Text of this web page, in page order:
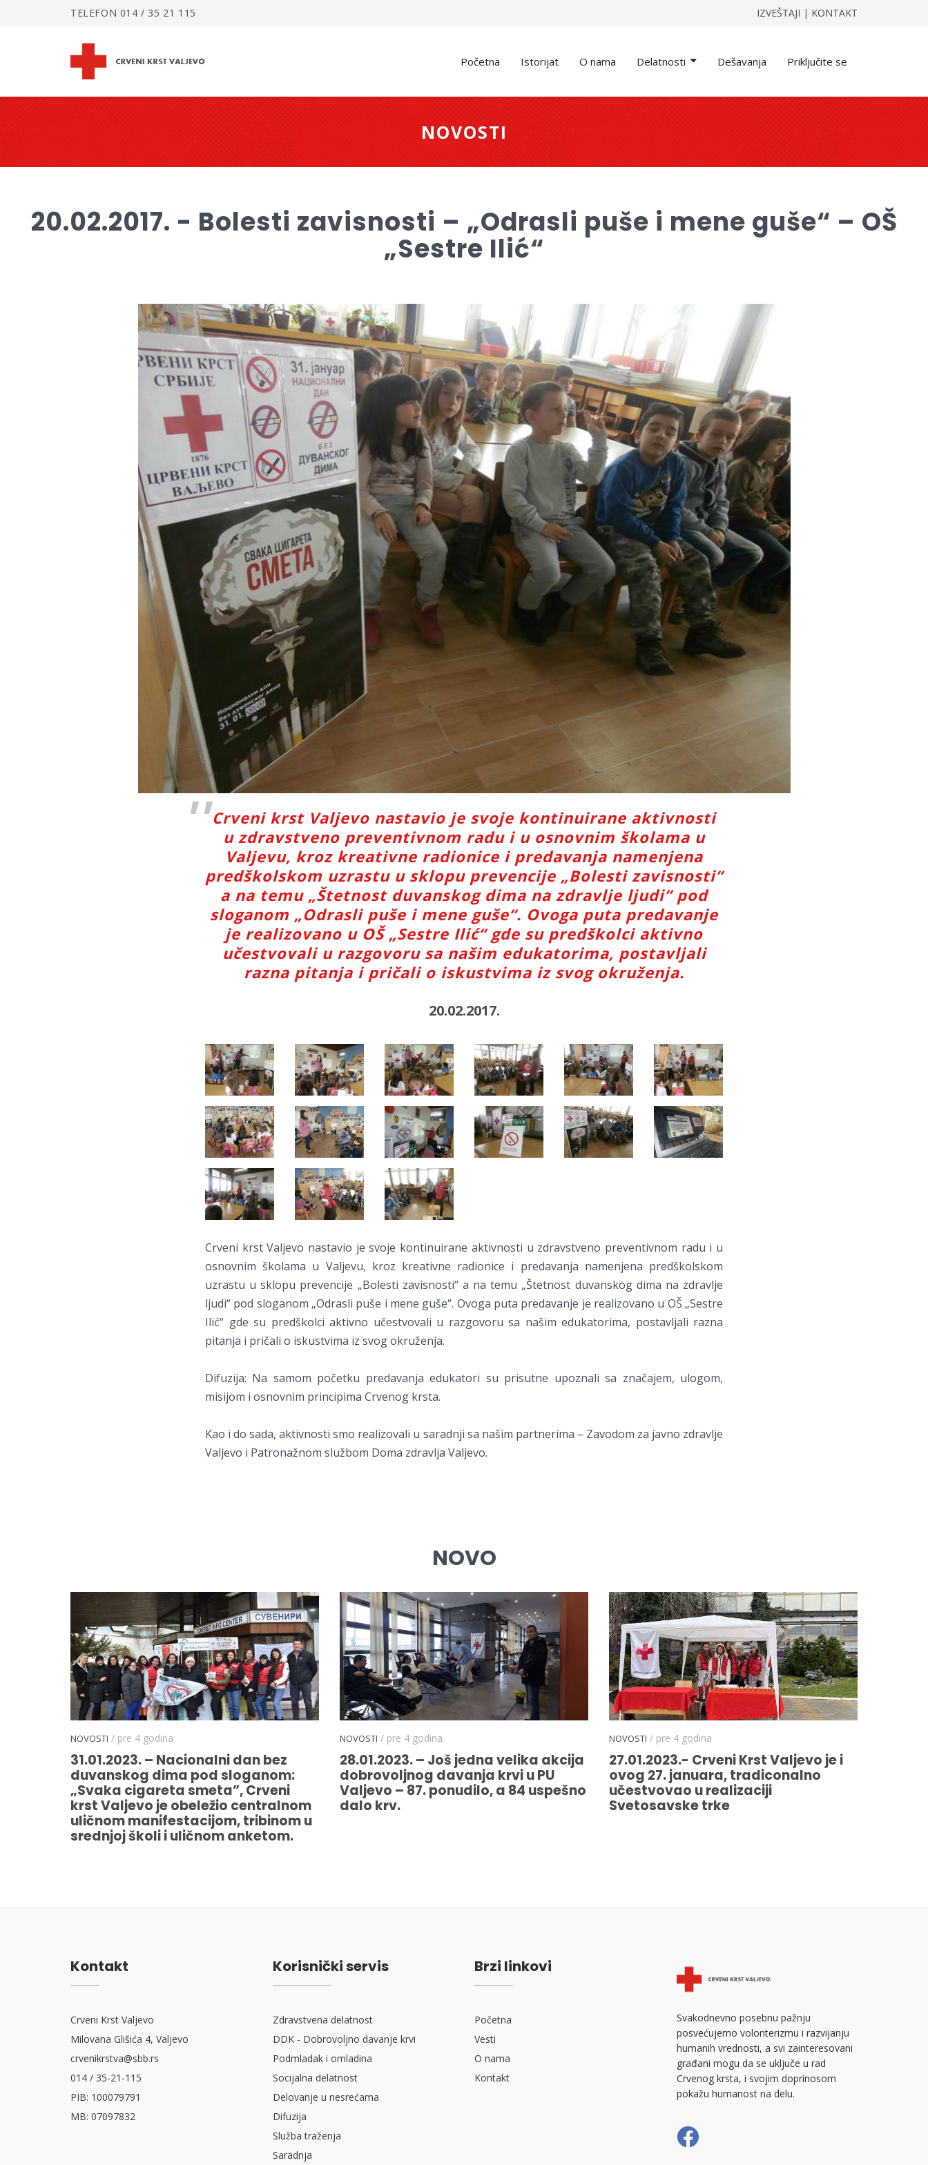
TELEFON 014 / 35 21 115 IZVEŠTAJI | KONTAKT
Početna Istorijat O nama Delatnosti Dešavanja Priključite se
NOVOSTI
20.02.2017. - Bolesti zavisnosti – „Odrasli puše i mene guše“ – OŠ
„Sestre Ilić“
Crveni krst Valjevo nastavio je svoje kontinuirane aktivnosti
u zdravstveno preventivnom radu i u osnovnim školama u
Valjevu, kroz kreativne radionice i predavanja namenjena
predškolskom uzrastu u sklopu prevencije „Bolesti zavisnosti“
a na temu „Štetnost duvanskog dima na zdravlje ljudi“ pod
sloganom „Odrasli puše i mene guše“. Ovoga puta predavanje
je realizovano u OŠ „Sestre Ilić“ gde su predškolci aktivno
učestvovali u razgovoru sa našim edukatorima, postavljali
razna pitanja i pričali o iskustvima iz svog okruženja.
20.02.2017.
Crveni krst Valjevo nastavio je svoje kontinuirane aktivnosti u zdravstveno preventivnom radu i u
osnovnim školama u Valjevu, kroz kreativne radionice i predavanja namenjena predškolskom
uzrastu u sklopu prevencije „Bolesti zavisnosti“ a na temu „Štetnost duvanskog dima na zdravlje
ljudi“ pod sloganom „Odrasli puše i mene guše“. Ovoga puta predavanje je realizovano u OŠ „Sestre
Ilić“ gde su predškolci aktivno učestvovali u razgovoru sa našim edukatorima, postavljali razna
pitanja i pričali o iskustvima iz svog okruženja.
Difuzija: Na samom početku predavanja edukatori su prisutne upoznali sa značajem, ulogom,
misijom i osnovnim principima Crvenog krsta.
Kao i do sada, aktivnosti smo realizovali u saradnji sa našim partnerima – Zavodom za javno zdravlje
Valjevo i Patronažnom službom Doma zdravlja Valjevo.
NOVO
NOVOSTI / pre 4 godina
31.01.2023. – Nacionalni dan bez
duvanskog dima pod sloganom:
„Svaka cigareta smeta”, Crveni
krst Valjevo je obeležio centralnom
uličnom manifestacijom, tribinom u
srednjoj školi i uličnom anketom.
NOVOSTI / pre 4 godina
28.01.2023. – Još jedna velika akcija
dobrovoljnog davanja krvi u PU
Valjevo – 87. ponudilo, a 84 uspešno
dalo krv.
NOVOSTI / pre 4 godina
27.01.2023.- Crveni Krst Valjevo je i
ovog 27. januara, tradiconalno
učestvovao u realizaciji
Svetosavske trke
Kontakt
Crveni Krst Valjevo
Milovana Glišića 4, Valjevo
crvenikrstva@sbb.rs
014 / 35-21-115
PIB: 100079791
MB: 07097832
Korisnički servis
Zdravstvena delatnost
DDK - Dobrovoljno davanje krvi
Podmladak i omladina
Socijalna delatnost
Delovanje u nesrećama
Difuzija
Služba traženja
Saradnja
Brzi linkovi
Početna
Vesti
O nama
Kontakt
Svakodnevno posebnu pažnju
posvećujemo volonterizmu i razvijanju
humanih vrednosti, a svi zainteresovani
građani mogu da se uključe u rad
Crvenog krsta, i svojim doprinosom
pokažu humanost na delu.